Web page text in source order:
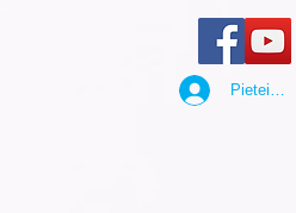
Pieteikties